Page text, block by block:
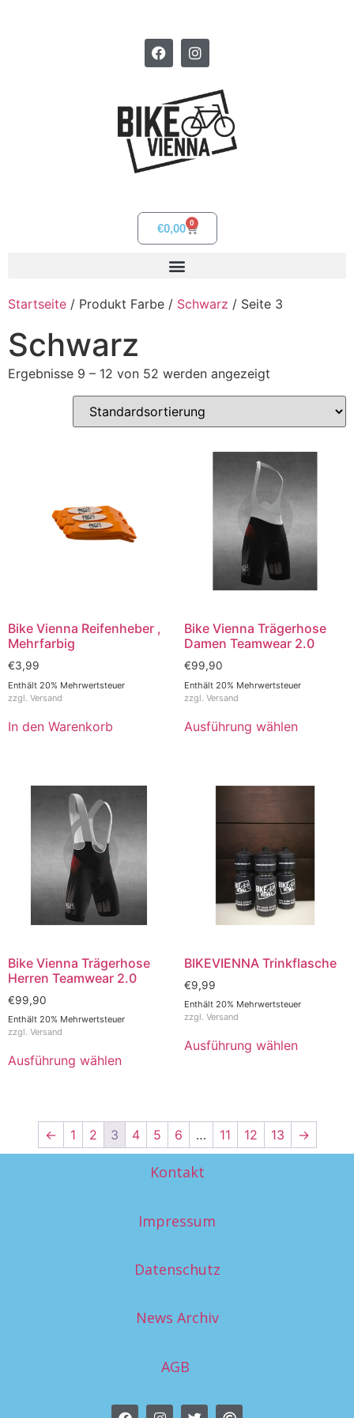
€0,00 0
Startseite / Produkt Farbe / Schwarz / Seite 3
Schwarz
Ergebnisse 9 – 12 von 52 werden angezeigt
Bike Vienna Reifenheber ,
Mehrfarbig
€3,99
Enthält 20% Mehrwertsteuer
zzgl. Versand
In den Warenkorb
Bike Vienna Trägerhose
Damen Teamwear 2.0
€99,90
Enthält 20% Mehrwertsteuer
zzgl. Versand
Ausführung wählen
Bike Vienna Trägerhose
Herren Teamwear 2.0
€99,90
Enthält 20% Mehrwertsteuer
zzgl. Versand
Ausführung wählen
BIKEVIENNA Trinkflasche
€9,99
Enthält 20% Mehrwertsteuer
zzgl. Versand
Ausführung wählen
← 1 2 3 4 5 6 … 11 12 13 →
Kontakt
Impressum
Datenschutz
News Archiv
AGB